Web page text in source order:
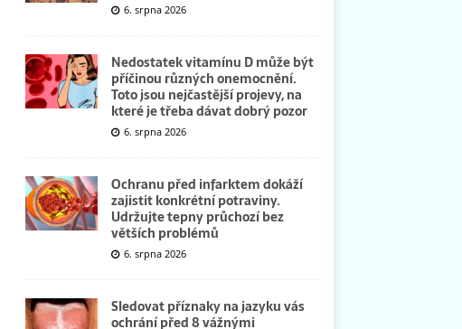
6. srpna 2026
Nedostatek vitamínu D může být
příčinou různých onemocnění.
Toto jsou nejčastější projevy, na
které je třeba dávat dobrý pozor
6. srpna 2026
Ochranu před infarktem dokáží
zajistit konkrétní potraviny.
Udržujte tepny průchozí bez
větších problémů
6. srpna 2026
Sledovat příznaky na jazyku vás
ochrání před 8 vážnými